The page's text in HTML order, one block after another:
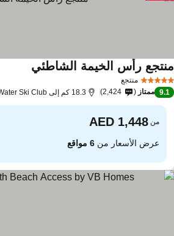
منتجع
رأس الخيمة الشاطئي
9.1 ممتاز 2,424 18.3 كم إلى Ras Al-Khaimah Water Ski Club
من
عرض الأسعار من6 مواقع